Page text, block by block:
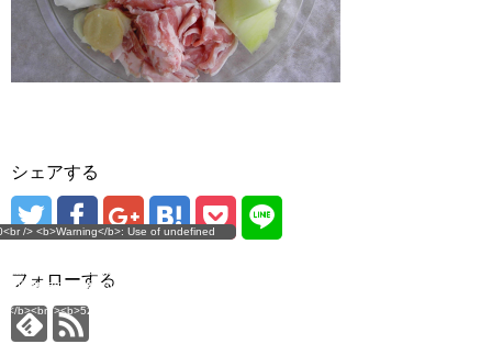
シェアする
error
b>: Use of undefined
public_html/wp-
ultimate-google-
b><br />
/> <b>Warning</b>: Use of undefined
mana17/yukimana.com/public_html/wp-
content/plugins/ultimate-google-
<b>524</b><br />
フォローする